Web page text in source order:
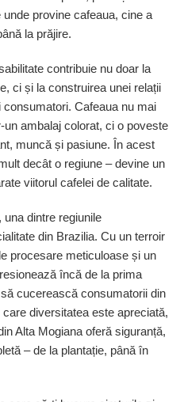
provine cafeaua, cine a
la prăjire.
contribuie nu doar la
ci și la construirea unei relații
Cafeaua nu mai
ambalaj colorat, ci o poveste
muncă și pasiune. În acest
decât o regiune – devine un
viitorul cafelei de calitate.
dintre regiunile
din Brazilia. Cu un terroir
procesare meticuloase și un
încă de la prima
cucerească consumatorii din
diversitatea este apreciată,
Alta Mogiana oferă siguranță,
– de la plantație, până în